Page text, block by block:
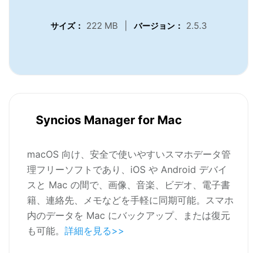
サイズ： 222 MB バージョン： 2.5.3
Syncios Manager for Mac
macOS 向け、安全で使いやすいスマホデータ管
理フリーソフトであり、iOS や Android デバイ
スと Mac の間で、画像、音楽、ビデオ、電子書
籍、連絡先、メモなどを手軽に同期可能。スマホ
内のデータを Mac にバックアップ、または復元
も可能。 詳細を見る>>